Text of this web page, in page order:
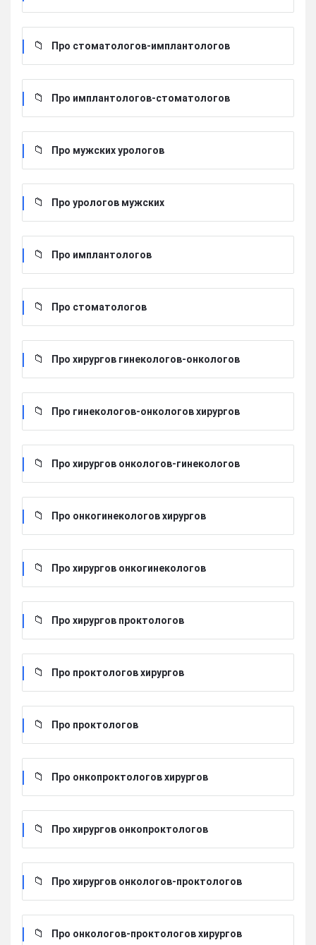
Про стоматологов-имплантологов
Про имплантологов-стоматологов
Про мужских урологов
Про урологов мужских
Про имплантологов
Про стоматологов
Про хирургов гинекологов-онкологов
Про гинекологов-онкологов хирургов
Про хирургов онкологов-гинекологов
Про онкогинекологов хирургов
Про хирургов онкогинекологов
Про хирургов проктологов
Про проктологов хирургов
Про проктологов
Про онкопроктологов хирургов
Про хирургов онкопроктологов
Про хирургов онкологов-проктологов
Про онкологов-проктологов хирургов